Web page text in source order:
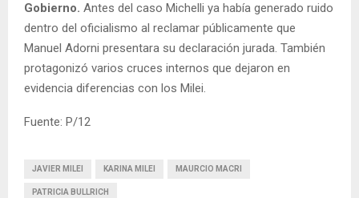
Gobierno. Antes del caso Michelli ya había generado ruido
dentro del oficialismo al reclamar públicamente que
Manuel Adorni presentara su declaración jurada. También
protagonizó varios cruces internos que dejaron en
evidencia diferencias con los Milei.
Fuente: P/12
JAVIER MILEI KARINA MILEI MAURCIO MACRI
PATRICIA BULLRICH